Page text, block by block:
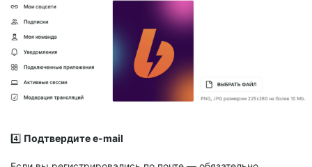
4️⃣ Подтвердите e-mail